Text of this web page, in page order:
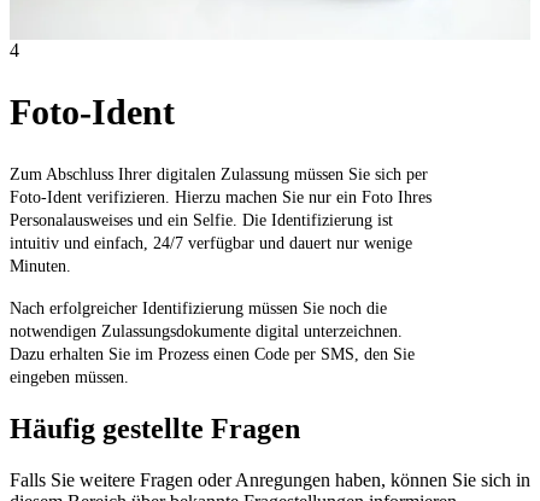
4
Foto-Ident
Zum Abschluss Ihrer digitalen Zulassung müssen Sie sich per
Foto-Ident verifizieren. Hierzu machen Sie nur ein Foto Ihres
Personalausweises und ein Selfie. Die Identifizierung ist
intuitiv und einfach, 24/7 verfügbar und dauert nur wenige
Minuten.
Nach erfolgreicher Identifizierung müssen Sie noch die
notwendigen Zulassungsdokumente digital unterzeichnen.
Dazu erhalten Sie im Prozess einen Code per SMS, den Sie
eingeben müssen.
Häufig gestellte Fragen
Falls Sie weitere Fragen oder Anregungen haben, können Sie sich in